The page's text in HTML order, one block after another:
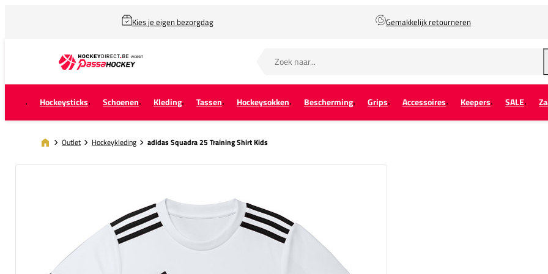
Kies je eigen bezorgdag Gemakkelijk retourneren
Hockeysticks Schoenen Kleding Tassen Hockeysokken Bescherming Grips Accessoires Keepers SALE
Outlet Hockeykleding adidas Squadra 25 Training Shirt Kids